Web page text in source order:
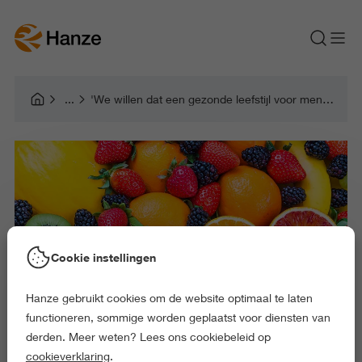
'We willen dat een gezonde leefstijl voor mensen met een beperking vanzelfsprekend wordt'
Cookie instellingen
Hanze gebruikt cookies om de website optimaal te laten
functioneren, sommige worden geplaatst voor diensten van
derden. Meer weten? Lees ons cookiebeleid op
cookieverklaring.